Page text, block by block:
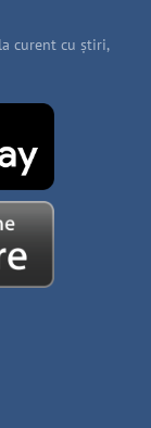
curent cu știri,